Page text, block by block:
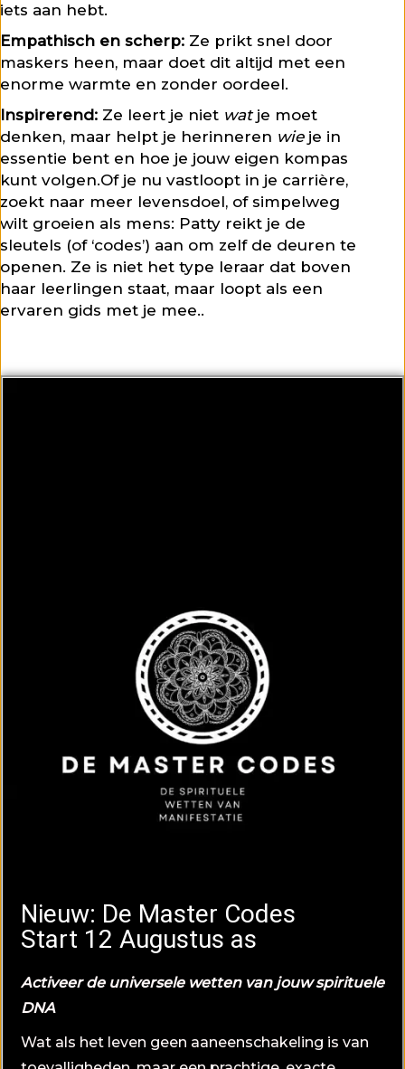
iets aan hebt.
Empathisch en scherp: Ze prikt snel door
maskers heen, maar doet dit altijd met een
enorme warmte en zonder oordeel.
Inspirerend: Ze leert je niet watje moet
denken, maar helpt je herinneren wieje in
essentie bent en hoe je jouw eigen kompas
kunt volgen.Of je nu vastloopt in je carrière,
zoekt naar meer levensdoel, of simpelweg
wilt groeien als mens: Patty reikt je de
sleutels (of ‘codes’) aan om zelf de deuren te
openen. Ze is niet het type leraar dat boven
haar leerlingen staat, maar loopt als een
ervaren gids met je mee..
Nieuw: De Master Codes
Start 12 Augustus as
Activeer de universele wetten van jouw spirituele
DNA
Wat als het leven geen aaneenschakeling is van